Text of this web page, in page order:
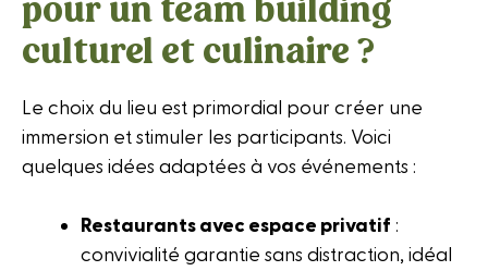
pour un team building
culturel et culinaire ?
Le choix du lieu est primordial pour créer une
immersion et stimuler les participants. Voici
quelques idées adaptées à vos événements :
Restaurants avec espace privatif :
convivialité garantie sans distraction, idéal